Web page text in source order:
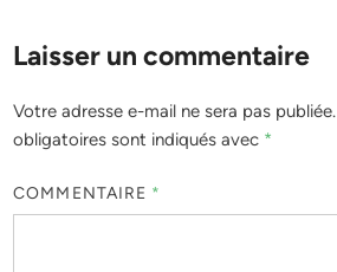
Laisser un commentaire
Votre adresse e-mail ne sera pas publiée.
obligatoires sont indiqués avec *
COMMENTAIRE *